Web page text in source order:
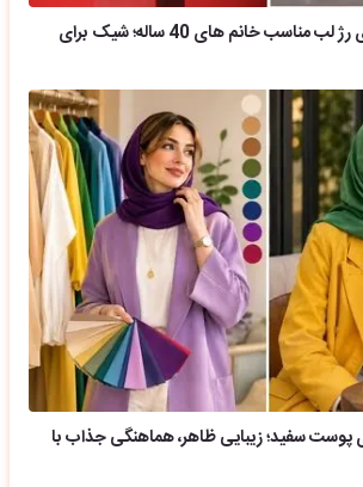
ایده آل ترین رنگ های رژ لب مناسب خانم های 40 ساله؛ شیک برای
پوست سفید؛ زیبایی ظاهر، هماهنگی جذاب با